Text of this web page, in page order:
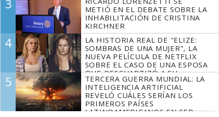
3
METIÓ EN EL DEBATE SOBRE LA
INHABILITACIÓN DE CRISTINA
KIRCHNER
4
LA HISTORIA REAL DE "ELIZE:
SOMBRAS DE UNA MUJER", LA
NUEVA PELÍCULA DE NETFLIX
SOBRE EL CASO DE UNA ESPOSA
QUE DESCUARTIZÓ A SU
MARIDO
5
TERCERA GUERRA MUNDIAL: LA
INTELIGENCIA ARTIFICIAL
REVELÓ CUÁLES SERÍAN LOS
PRIMEROS PAÍSES
LATINOAMERICANOS EN SER